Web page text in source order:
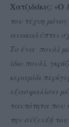
Χατζιδάκις: «Ο
του τέχνη
ανακαλύπτει
Το ένα πουλί
ίδιο πουλί,
κεραμίδι
εξασφαλίσει
ταυτότητα που
την σύζευξή